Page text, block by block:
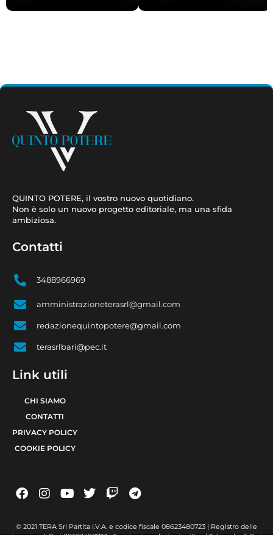
QUINTO POTERE, il vostro nuovo quotidiano.
Non è solo un nuovo progetto editoriale, ma una sfida
ambiziosa.
Contatti
3488966969
amministrazioneterasrl@gmail.com
redazionequintopotere@gmail.com
terasrlbari@pec.it
Link utili
CHI SIAMO
CONTATTI
PRIVACY POLICY
COOKIE POLICY
© 2021 TERA Srl Partita I.V.A. e codice fiscale 08623480723 | Registro delle
imprese di Bari 08623480723 | Testata giornalistica iscritta al Tribunale di Bari